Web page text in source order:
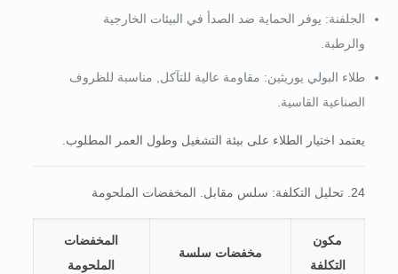
الجلفنة: يوفر الحماية ضد الصدأ في البيئات الخارجية
والرطبة.
طلاء البولي يوريثين: مقاومة عالية للتآكل, مناسبة للظروف
الصناعية القاسية.
يعتمد اختيار الطلاء على بيئة التشغيل وطول العمر المطلوب.
24. تحليل التكلفة: سلس مقابل. المخفضات الملحومة
مكون
التكلفة
مخفضات سلسة
المخفضات
الملحومة